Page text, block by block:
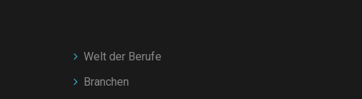
Welt der Berufe
Branchen